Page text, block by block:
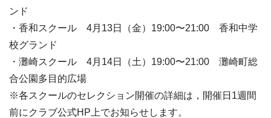
ンド
・香和スクール 4月13日（金）19:00〜21:00 香和中学
校グランド
・灘崎スクール 4月14日（土）19:00〜21:00 灘崎町総
合公園多目的広場
※各スクールのセレクション開催の詳細は，開催日1週間
前にクラブ公式HP上でお知らせします。